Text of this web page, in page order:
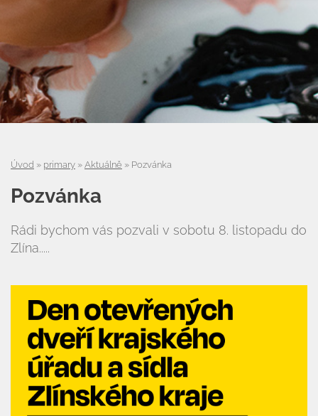
Úřední deska
Naše škola
Základní škola
ZŠ speciální
ZŠ a MŠ při nemocnici
Vyhledávání na webu
Úvod » primary » Aktuálně » Pozvánka
Pozvánka
Rádi bychom vás pozvali v sobotu 8. listopadu do
Zlína.....